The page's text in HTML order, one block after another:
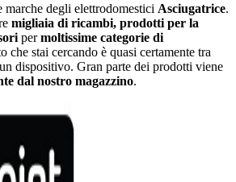
degli elettrodomestici Asciugatrice.
migliaia di ricambi, prodotti per la
permoltissime categorie di
che stai cercando è quasi certamente tra
dispositivo. Gran parte dei prodotti viene
dal nostro magazzino.